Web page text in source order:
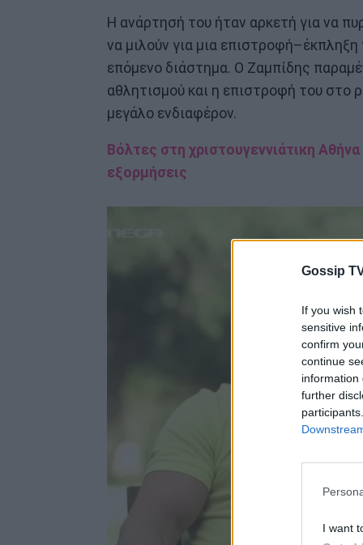
Gossip
If you wish
sensitive
confirm
continue
information
further
I want
Η ανάρτησή του ήταν αρκετή για να
να μιλούν για μια
επόμενο διάστημα. Ο Ζαμπίδης
αθλητισμού και η επιστροφή του στο
μεγάλο ενδιαφέρον.
Βόλτες στη χριστουγεννιάτικη
εξορμήσεις